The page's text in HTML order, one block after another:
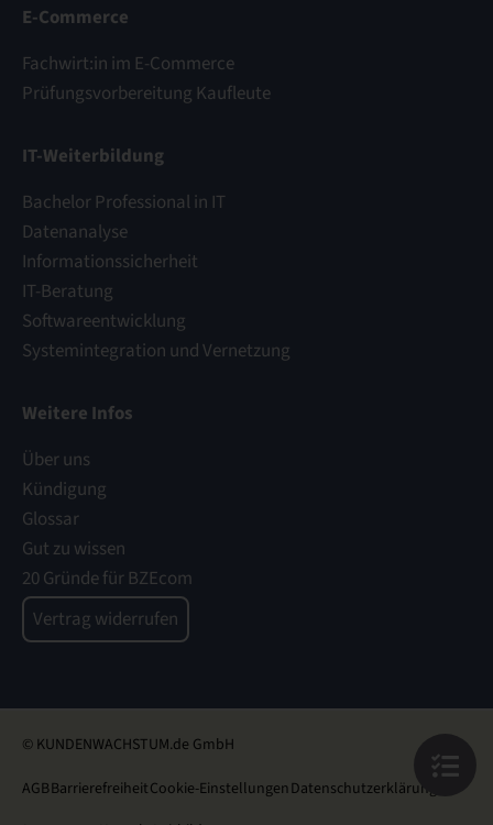
E-Commerce
Fachwirt:in im E-Commerce
Prüfungsvorbereitung Kaufleute
IT-Weiterbildung
Bachelor Professional in IT
Datenanalyse
Informationssicherheit
IT-Beratung
Softwareentwicklung
Systemintegration und Vernetzung
Weitere Infos
Über uns
Kündigung
Glossar
Gut zu wissen
20 Gründe für BZEcom
Vertrag widerrufen
© KUNDENWACHSTUM.de GmbH
AGBBarrierefreiheitCookie-EinstellungenDatenschutzerklärung